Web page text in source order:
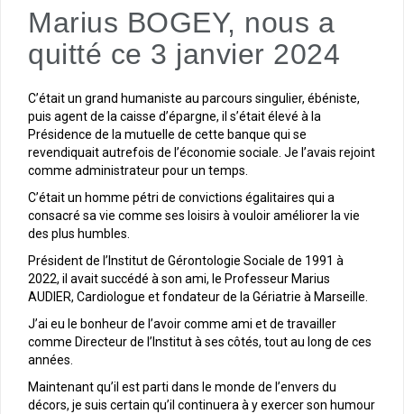
Marius BOGEY, nous a
quitté ce 3 janvier 2024
C’était un grand humaniste au parcours singulier, ébéniste,
puis agent de la caisse d’épargne, il s’était élevé à la
Présidence de la mutuelle de cette banque qui se
revendiquait autrefois de l’économie sociale. Je l’avais rejoint
comme administrateur pour un temps.
C’était un homme pétri de convictions égalitaires qui a
consacré sa vie comme ses loisirs à vouloir améliorer la vie
des plus humbles.
Président de l’Institut de Gérontologie Sociale de 1991 à
2022, il avait succédé à son ami, le Professeur Marius
AUDIER, Cardiologue et fondateur de la Gériatrie à Marseille.
J’ai eu le bonheur de l’avoir comme ami et de travailler
comme Directeur de l’Institut à ses côtés, tout au long de ces
années.
Maintenant qu’il est parti dans le monde de l’envers du
décors, je suis certain qu’il continuera à y exercer son humour